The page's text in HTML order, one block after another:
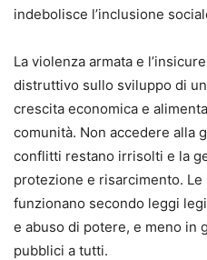
indebolisce l’inclusione
La violenza armata e
distruttivo sullo sviluppo di
crescita economica e
comunità. Non accedere alla
conflitti restano irrisolti e la
protezione e risarcimento.
funzionano secondo leggi
e abuso di potere, e meno in
pubblici a tutti.